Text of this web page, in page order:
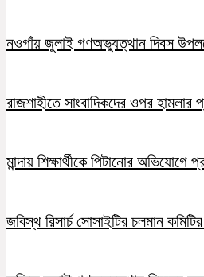
নওগাঁয় জুলাই গণঅভ্যুত্থান দিবস
রাজশাহীতে সাংবাদিকদের ওপর
মান্দায় শিক্ষার্থীকে পিটানোর
জবিস্থ রিসার্চ সোসাইটির চলমান